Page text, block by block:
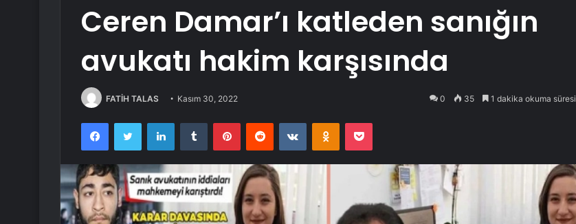
Ceren Damar’ı katleden sanığın
avukatı hakim karşısında
FATİH TALAS Kasım 30, 2022 0 35 1 dakika okuma süresi
FacebookTwitter LinkedInTumblr PinterestReddit VKontakteOdnoklassniki
Pocket